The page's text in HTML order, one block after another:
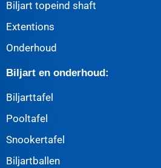
Biljart topeind shaft
Extentions
Onderhoud
Biljart en onderhoud:
Biljarttafel
Pooltafel
Snookertafel
Biljartballen